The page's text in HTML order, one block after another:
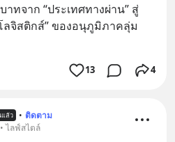
ทจาก “ประเทศทางผ่าน” สู่
ลจิสติกส์” ของอนุภูมิภาคลุ่ม
13 4
แล้ว • ติดตาม
ไลฟ์สไตล์